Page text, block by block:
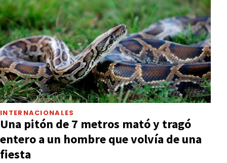
INTERNACIONALES
Una pitón de 7 metros mató y tragó
entero a un hombre que volvía de una
fiesta